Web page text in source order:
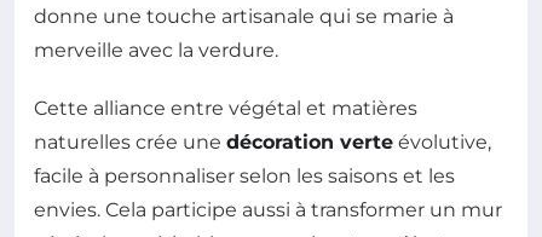
donne une touche artisanale qui se marie à
merveille avec la verdure.
Cette alliance entre végétal et matières
naturelles crée une décoration verte évolutive,
facile à personnaliser selon les saisons et les
envies. Cela participe aussi à transformer un mur